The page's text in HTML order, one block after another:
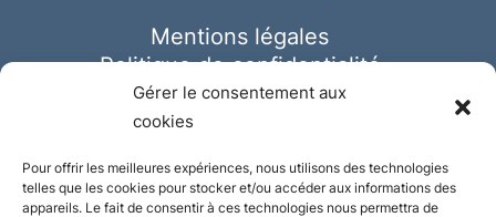
Gérer le consentement aux
cookies
Pour offrir les meilleures expériences, nous utilisons des technologies
telles que les cookies pour stocker et/ou accéder aux informations des
appareils. Le fait de consentir à ces technologies nous permettra de
Mentions légales
Politique de confidentialité
Cookies